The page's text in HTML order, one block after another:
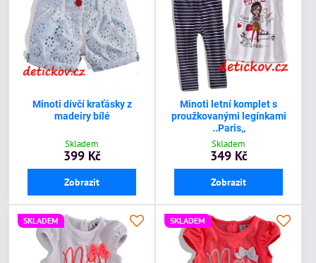
Minoti dívčí kraťásky z
madeiry bílé
Skladem
399 Kč
Zobrazit
Minoti letní komplet s
proužkovanými legínkami
..Paris,,
Skladem
349 Kč
Zobrazit
SKLADEM SKLADEM